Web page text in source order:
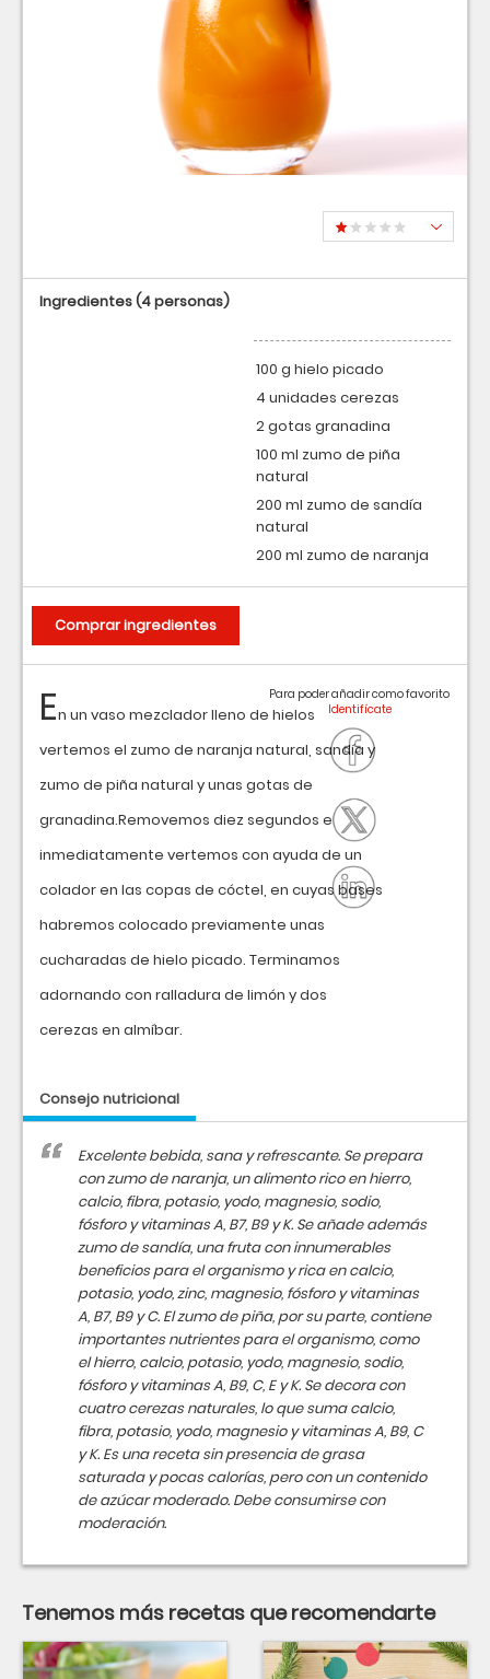
En un vaso mezclador lleno de hielos
vertemos el zumo de naranja natural, sandía y
zumo de piña natural y unas gotas de
granadina.Removemos diez segundos e
inmediatamente vertemos con ayuda de un
colador en las copas de cóctel, en cuyas bases
habremos colocado previamente unas
cucharadas de hielo picado. Terminamos
adornando con ralladura de limón y dos
cerezas en almíbar.
Consejo nutricional
Excelente bebida, sana y refrescante. Se prepara
con zumo de naranja, un alimento rico en hierro,
calcio, fibra, potasio, yodo, magnesio, sodio,
fósforo y vitaminas A, B7, B9 y K. Se añade además
zumo de sandía, una fruta con innumerables
beneficios para el organismo y rica en calcio,
potasio, yodo, zinc, magnesio, fósforo y vitaminas
A, B7, B9 y C. El zumo de piña, por su parte, contiene
importantes nutrientes para el organismo, como
el hierro, calcio, potasio, yodo, magnesio, sodio,
fósforo y vitaminas A, B9, C, E y K. Se decora con
cuatro cerezas naturales, lo que suma calcio,
fibra, potasio, yodo, magnesio y vitaminas A, B9, C
y K. Es una receta sin presencia de grasa
saturada y pocas calorías, pero con un contenido
de azúcar moderado. Debe consumirse con
moderación.
Para poder añadir como favorito
Ingredientes(4 personas)
100 g hielo picado
4 unidades cerezas
2 gotas granadina
100 ml zumo de piña
natural
200 ml zumo de sandía
natural
200 ml zumo de naranja
Comprar ingredientes
Tenemos más recetas que recomendarte